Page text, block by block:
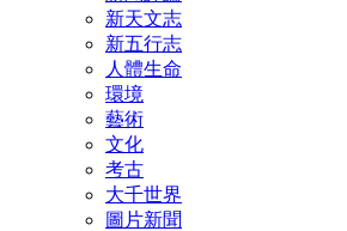
新天文志
新五行志
人體生命
環境
藝術
文化
考古
大千世界
圖片新聞